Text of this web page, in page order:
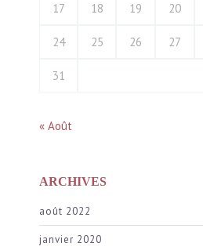
17 18 19 20
24 25 26 27
31
« Août
ARCHIVES
août 2022
janvier 2020